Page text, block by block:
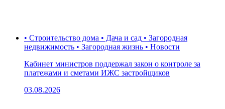
• Строительство дома • Дача и сад • Загородная
недвижимость • Загородная жизнь • Новости
Кабинет министров поддержал закон о контроле за
платежами и сметами ИЖС застройщиков
03.08.2026